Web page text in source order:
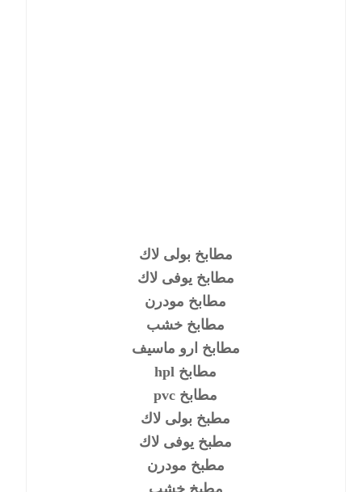
مطابخ بولى لاك
مطابخ يوفى لاك
مطابخ مودرن
مطابخ خشب
مطابخ ارو ماسيف
مطابخ hpl
مطابخ pvc
مطبخ بولى لاك
مطبخ يوفى لاك
مطبخ مودرن
مطبخ خشب